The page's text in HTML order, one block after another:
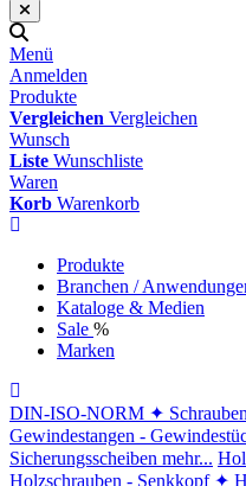
Menü
Anmelden
Produkte
Vergleichen Vergleichen
Wunsch
Liste Wunschliste
Waren
Korb Warenkorb
Produkte
Branchen /
Kataloge & Medien
Sale %
Marken
DIN-ISO-NORM ✦ Schrauben
Gewindestangen -
Sicherungsscheiben mehr...
Holzschrauben - Senkkopf ✦